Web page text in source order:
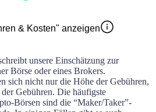
& Kosten" anzeigen
unsere Einschätzung zur
Börse oder eines Brokers.
sich nicht nur die Höhe der Gebühren,
Gebühren. Die häufigste
Börsen sind die “Maker/Taker”-